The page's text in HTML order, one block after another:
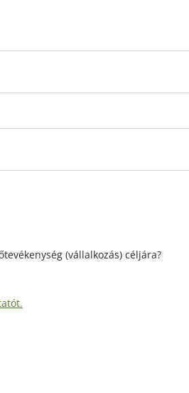
(vállalkozás) céljára?